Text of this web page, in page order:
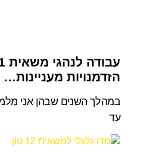
הזדמנויות מעניינות…
עד